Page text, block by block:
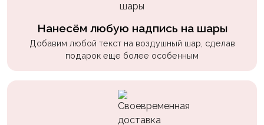
Нанесём любую надпись на шары
Добавим любой текст на воздушный шар, сделав
подарок еще более особенным